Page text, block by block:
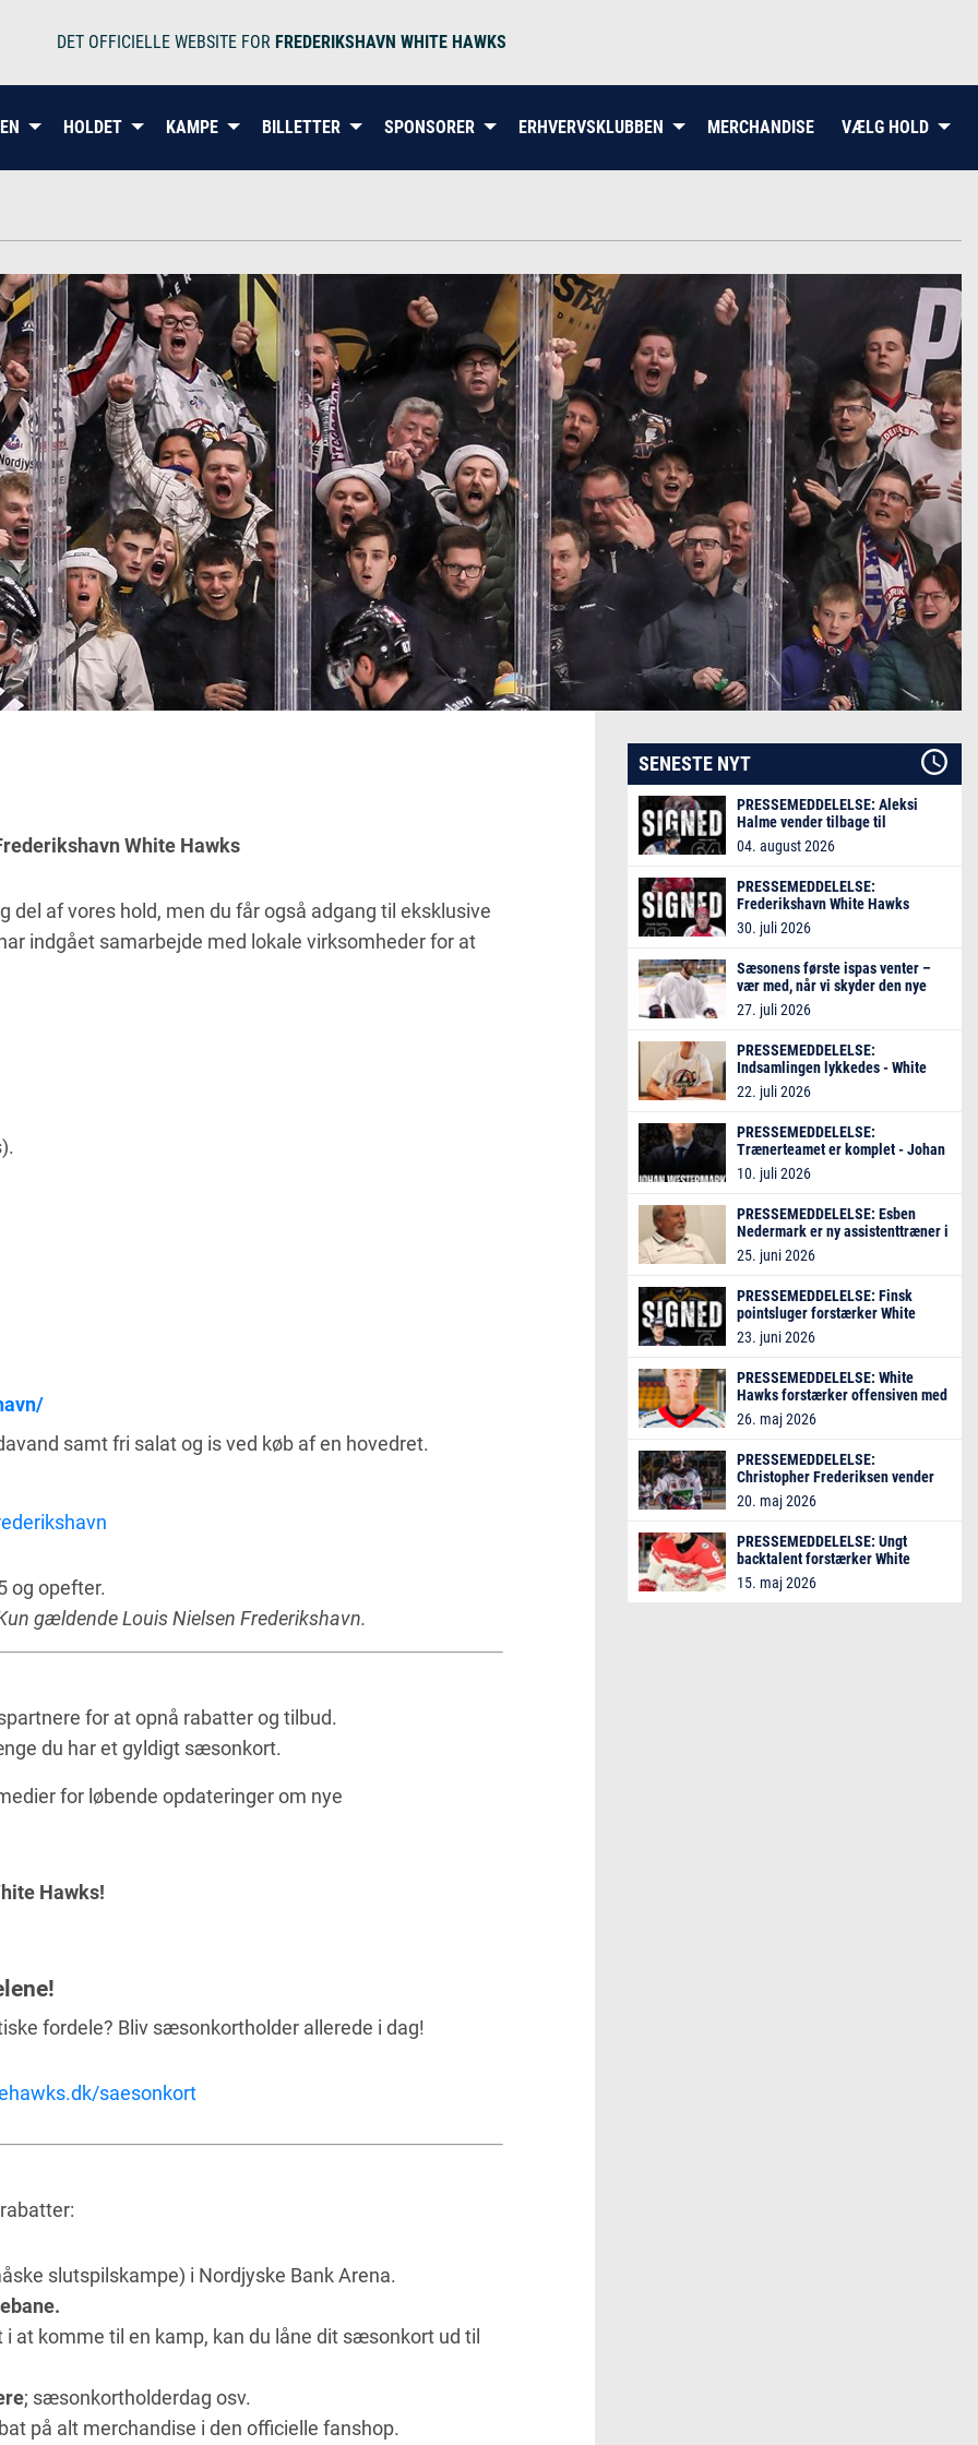
DET OFFICIELLE WEBSITE FOR FREDERIKSHAVN WHITE HAWKS
HOLDET KAMPE BILLETTER SPONSORER ERHVERVSKLUBBEN MERCHANDISE VÆLG HOLD
White Hawks
af vores hold, men du får også adgang til eksklusive
indgået samarbejde med lokale virksomheder for at
samt fri salat og is ved køb af en hovedret.
og opefter.
gældende Louis Nielsen Frederikshavn.
for at opnå rabatter og tilbud.
du har et gyldigt sæsonkort.
for løbende opdateringer om nye
Hawks!
fordele? Bliv sæsonkortholder allerede i dag!
.dk/saesonkort
slutspilskampe) i Nordjyske Bank Arena.
at komme til en kamp, kan du låne dit sæsonkort ud til
; sæsonkortholderdag osv.
på alt merchandise i den officielle fanshop.
SENESTE NYT
PRESSEMEDDELELSE: Aleksi
Halme vender tilbage til
Frederikshavn White Hawks
04. august 2026
PRESSEMEDDELELSE:
Frederikshavn White Hawks
henter finsk offensiv profil
30. juli 2026
Sæsonens første ispas venter –
vær med, når vi skyder den nye
sæson i gang!
27. juli 2026
PRESSEMEDDELELSE:
Indsamlingen lykkedes - White
Hawks skriver kontrakt med
Gustav Nielsen
22. juli 2026
PRESSEMEDDELELSE:
Trænerteamet er komplet - Johan
Westermark bliver ny
assistenttræner
10. juli 2026
PRESSEMEDDELELSE: Esben
Nedermark er ny assistenttræner i
Frederikshavn White Hawks
25. juni 2026
PRESSEMEDDELELSE: Finsk
pointsluger forstærker White
Hawks
23. juni 2026
PRESSEMEDDELELSE: White
Hawks forstærker offensiven med
dansk forward
26. maj 2026
PRESSEMEDDELELSE:
Christopher Frederiksen vender
hjem til White Hawks
20. maj 2026
PRESSEMEDDELELSE: Ungt
backtalent forstærker White
Hawks
15. maj 2026